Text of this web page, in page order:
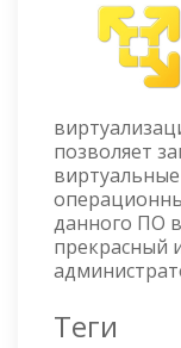
позволяет
данного ПО
прекрасный
Теги